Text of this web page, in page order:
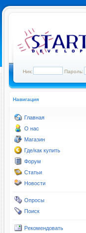
Ник: Пароль:
Навигация
Главная
О нас
Магазин
Где/как купить
Форум
Статьи
Новости
Опросы
Поиск
Рекомендовать